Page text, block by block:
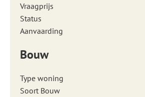
Vraagprijs
Status
Aanvaarding
Bouw
Type woning
Soort Bouw